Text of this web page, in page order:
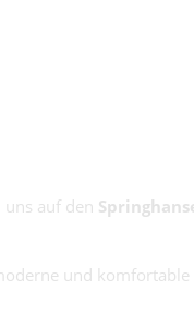
uns auf den
und komfortable